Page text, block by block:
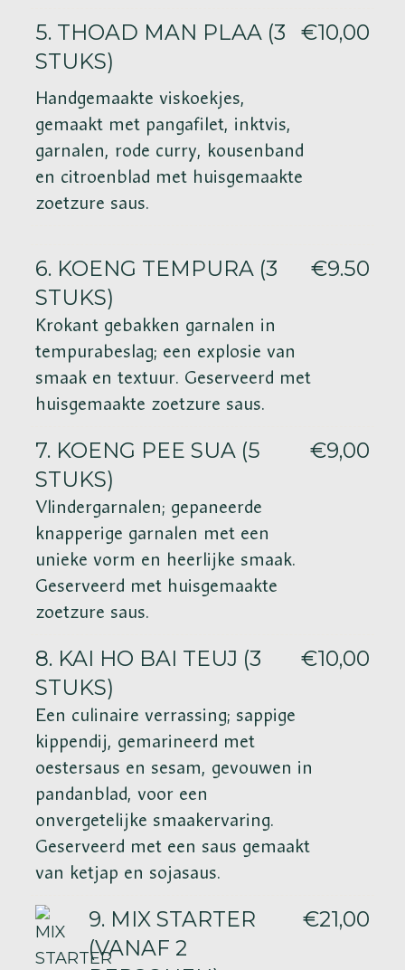
5. THOAD MAN PLAA (3
STUKS)
€10,00
Handgemaakte viskoekjes,
gemaakt met pangafilet, inktvis,
garnalen, rode curry, kousenband
en citroenblad met huisgemaakte
zoetzure saus.
6. KOENG TEMPURA (3
STUKS)
€9.50
Krokant gebakken garnalen in
tempurabeslag; een explosie van
smaak en textuur. Geserveerd met
huisgemaakte zoetzure saus.
7. KOENG PEE SUA (5
STUKS)
€9,00
Vlindergarnalen; gepaneerde
knapperige garnalen met een
unieke vorm en heerlijke smaak.
Geserveerd met huisgemaakte
zoetzure saus.
8. KAI HO BAI TEUJ (3
STUKS)
€10,00
Een culinaire verrassing; sappige
kippendij, gemarineerd met
oestersaus en sesam, gevouwen in
pandanblad, voor een
onvergetelijke smaakervaring.
Geserveerd met een saus gemaakt
van ketjap en sojasaus.
9. MIX STARTER
(VANAF 2
€21,00